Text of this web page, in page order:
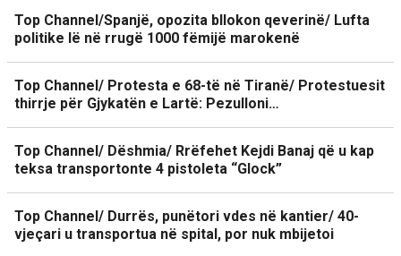
Top Channel/Spanjë, opozita bllokon qeverinë/ Lufta
politike lë në rrugë 1000 fëmijë marokenë
Top Channel/ Protesta e 68-të në Tiranë/ Protestuesit
thirrje për Gjykatën e Lartë: Pezulloni…
Top Channel/ Dëshmia/ Rrëfehet Kejdi Banaj që u kap
teksa transportonte 4 pistoleta “Glock”
Top Channel/ Durrës, punëtori vdes në kantier/ 40-
vjeçari u transportua në spital, por nuk mbijetoi